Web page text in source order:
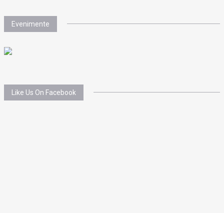
Evenimente
Like Us On Facebook